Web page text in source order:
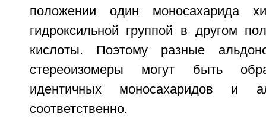
положении один моносахарида
гидроксильной группой в другом
кислоты. Поэтому разные
стереоизомеры могут быть
идентичных моносахаридов и
соответственно.